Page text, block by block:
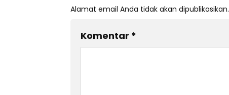
Alamat email Anda tidak akan dipublikasikan.
Komentar *